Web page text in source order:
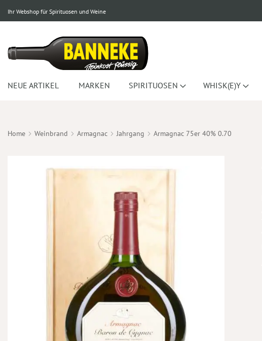
Ihr Webshop für Spirituosen und Weine
NEUE ARTIKEL MARKEN SPIRITUOSEN WHISK(E)Y
Home Weinbrand Armagnac Jahrgang Armagnac 75er 40% 0.70